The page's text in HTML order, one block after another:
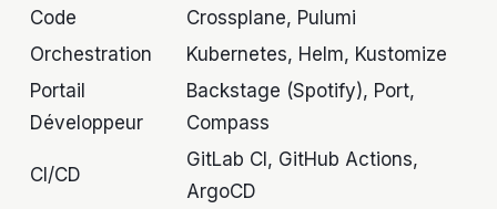
Code
Crossplane, Pulumi
Orchestration
Kubernetes, Helm, Kustomize
Portail
Développeur
Backstage (Spotify), Port,
Compass
CI/CD
GitLab CI, GitHub Actions,
ArgoCD